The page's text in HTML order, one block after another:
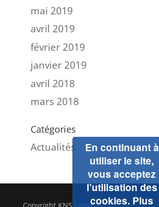
mai 2019
avril 2019
février 2019
janvier 2019
avril 2018
mars 2018
Catégories
Actualités
En continuant à
utiliser le site,
vous acceptez
l’utilisation des
cookies. Plus